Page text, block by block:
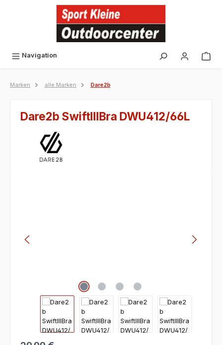
Navigation
Marken alle Marken Dare2b
Dare2b SwiftIIIBra DWU412/66L